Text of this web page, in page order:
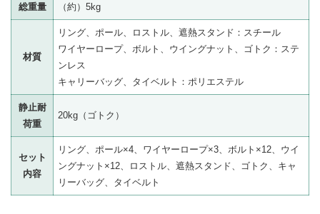
総重量 （約）5kg
材質
リング、ポール、ロストル、遮熱スタンド：スチール
ワイヤーロープ、ボルト、ウイングナット、ゴトク：ステ
ンレス
キャリーバッグ、タイベルト：ポリエステル
静止耐
荷重
20kg（ゴトク）
セット
内容
リング、ポール×4、ワイヤーロープ×3、ボルト×12、ウイ
ングナット×12、ロストル、遮熱スタンド、ゴトク、キャ
リーバッグ、タイベルト